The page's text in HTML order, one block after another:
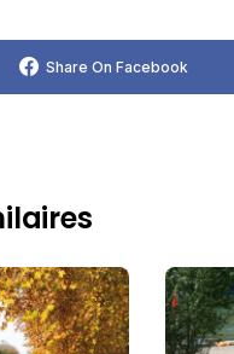
Share On Facebook